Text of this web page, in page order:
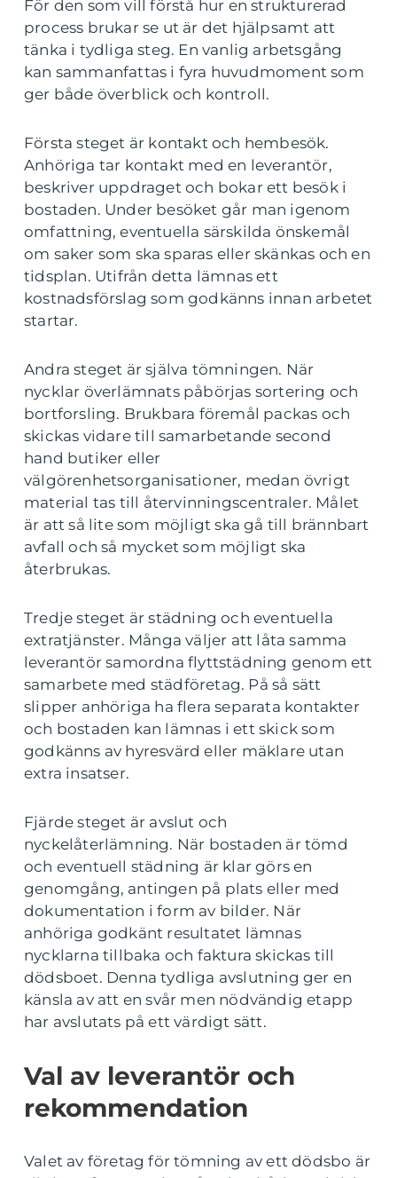
För den som vill förstå hur en strukturerad
process brukar se ut är det hjälpsamt att
tänka i tydliga steg. En vanlig arbetsgång
kan sammanfattas i fyra huvudmoment som
ger både överblick och kontroll.
Första steget är kontakt och hembesök.
Anhöriga tar kontakt med en leverantör,
beskriver uppdraget och bokar ett besök i
bostaden. Under besöket går man igenom
omfattning, eventuella särskilda önskemål
om saker som ska sparas eller skänkas och en
tidsplan. Utifrån detta lämnas ett
kostnadsförslag som godkänns innan arbetet
startar.
Andra steget är själva tömningen. När
nycklar överlämnats påbörjas sortering och
bortforsling. Brukbara föremål packas och
skickas vidare till samarbetande second
hand butiker eller
välgörenhetsorganisationer, medan övrigt
material tas till återvinningscentraler. Målet
är att så lite som möjligt ska gå till brännbart
avfall och så mycket som möjligt ska
återbrukas.
Tredje steget är städning och eventuella
extratjänster. Många väljer att låta samma
leverantör samordna flyttstädning genom ett
samarbete med städföretag. På så sätt
slipper anhöriga ha flera separata kontakter
och bostaden kan lämnas i ett skick som
godkänns av hyresvärd eller mäklare utan
extra insatser.
Fjärde steget är avslut och
nyckelåterlämning. När bostaden är tömd
och eventuell städning är klar görs en
genomgång, antingen på plats eller med
dokumentation i form av bilder. När
anhöriga godkänt resultatet lämnas
nycklarna tillbaka och faktura skickas till
dödsboet. Denna tydliga avslutning ger en
känsla av att en svår men nödvändig etapp
har avslutats på ett värdigt sätt.
Val av leverantör och
rekommendation
Valet av företag för tömning av ett dödsbo är